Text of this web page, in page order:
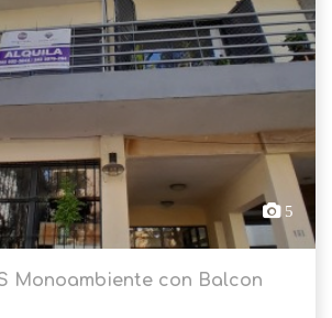
5
Monoambiente con Balcon